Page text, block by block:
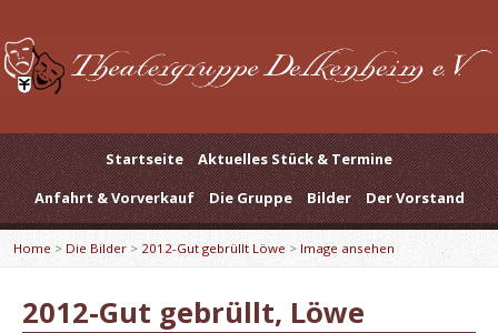
Startseite
Aktuelles Stück & Termine
Anfahrt & Vorverkauf
Die Gruppe Bilder Der Vorstand
Home > Die Bilder> 2012-Gut gebrüllt Löwe> Image ansehen
2012-Gut gebrüllt, Löwe